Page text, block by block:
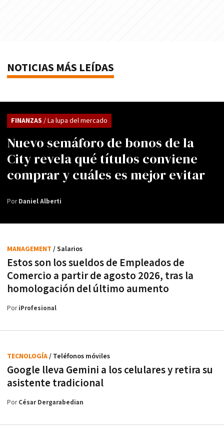
NOTICIAS MÁS LEÍDAS
Nuevo semáforo de bonos de la
City revela qué títulos conviene
comprar y cuáles es mejor evitar
FINANZAS / La lupa del mercado
PorDaniel Alberti
Estos son los sueldos de Empleados de
Comercio a partir de agosto 2026, tras la
homologación del último aumento
MANAGEMENT / Salarios
PoriProfesional
Google lleva Gemini a los celulares y retira su
asistente tradicional
TECNOLOGÍA/ Teléfonos móviles
PorCésar Dergarabedian